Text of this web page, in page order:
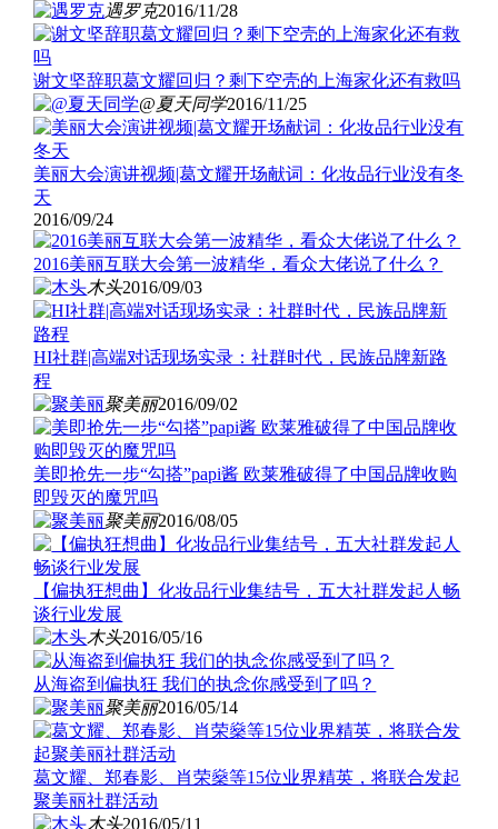
遇罗克2016/11/28
谢文坚辞职葛文耀回归？剩下空壳的上海家化还有救吗
@夏天同学2016/11/25
美丽大会演讲视频|葛文耀开场献词：化妆品行业没有冬
天
2016/09/24
2016美丽互联大会第一波精华，看众大佬说了什么？
木头2016/09/03
HI社群|高端对话现场实录：社群时代，民族品牌新路
程
聚美丽2016/09/02
美即抢先一步“勾搭”papi酱 欧莱雅破得了中国品牌收购
即毁灭的魔咒吗
聚美丽2016/08/05
【偏执狂想曲】化妆品行业集结号，五大社群发起人畅
谈行业发展
木头2016/05/16
从海盗到偏执狂 我们的执念你感受到了吗？
聚美丽2016/05/14
葛文耀、郑春影、肖荣燊等15位业界精英，将联合发起
聚美丽社群活动
木头2016/05/11